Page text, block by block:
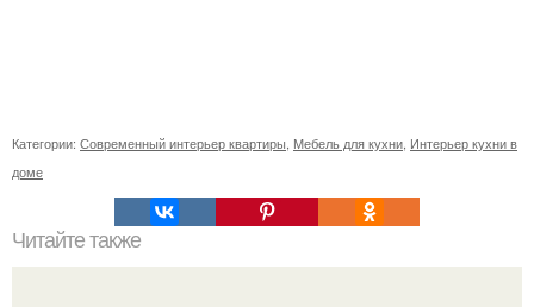
Категории: Современный интерьер квартиры Мебель для кухни Интерьер кухни в
доме
Читайте также